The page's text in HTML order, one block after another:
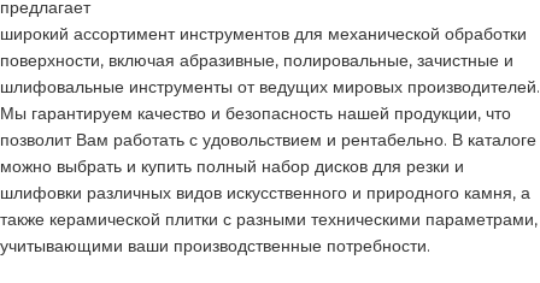
предлагает
широкий ассортимент инструментов для механической обработки
поверхности, включая абразивные, полировальные, зачистные и
шлифовальные инструменты от ведущих мировых производителей.
Мы гарантируем качество и безопасность нашей продукции, что
позволит Вам работать с удовольствием и рентабельно. В каталоге
можно выбрать и купить полный набор дисков для резки и
шлифовки различных видов искусственного и природного камня, а
также керамической плитки с разными техническими параметрами,
учитывающими ваши производственные потребности.